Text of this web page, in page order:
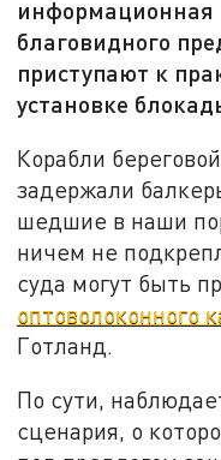
информационная
благовидного
приступают к
установке
Корабли
задержали
шедшие в наши
ничем не
суда могут быть
оптоволоконного
Готланд.
По сути,
сценария, о